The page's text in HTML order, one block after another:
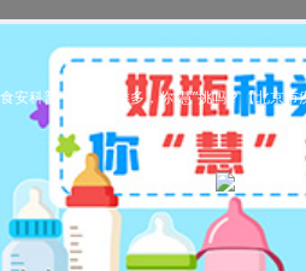
食安科普：奶瓶种类多，你“慧”挑吗？【北京